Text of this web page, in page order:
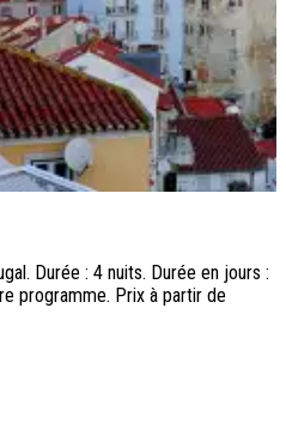
Durée : 4 nuits. Durée en jours :
programme. Prix à partir de